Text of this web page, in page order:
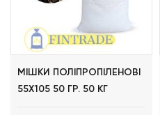
МІШКИ ПОЛІПРОПІЛЕНОВІ
55Х105 50 ГР. 50 КГ